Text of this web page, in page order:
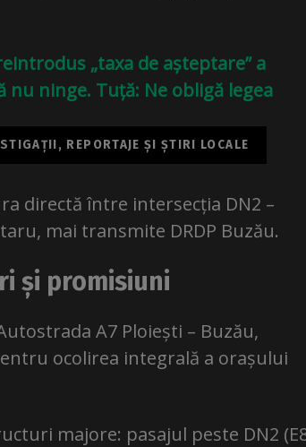
„taxa de așteptare” a
ninge. Tuță: Ne obligă legea
REPORTAJE ȘI ȘTIRI LOCALE
directă între intersecția DN2 –
mai transmite DRDP Buzău.
și promisiuni
A7 Ploiești – Buzău,
ocolirea integrală a orașului
majore: pasajul peste DN2